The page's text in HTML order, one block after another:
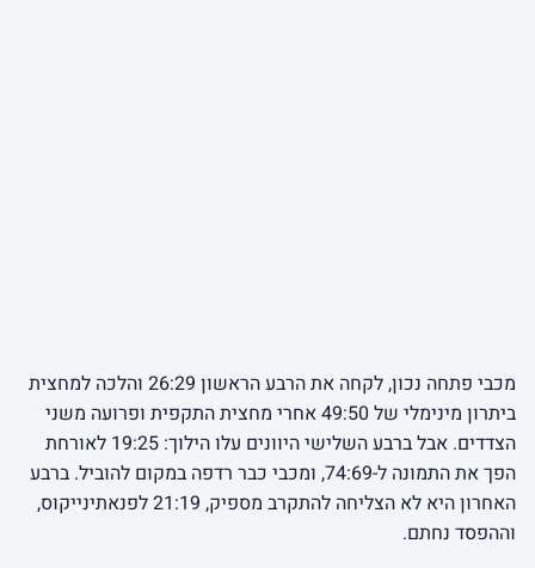
מכבי פתחה נכון, לקחה את הרבע הראשון 26:29 והלכה למחצית
ביתרון מינימלי של 49:50 אחרי מחצית התקפית ופרועה משני
הצדדים. אבל ברבע השלישי היוונים עלו הילוך: 19:25 לאורחת
הפך את התמונה ל-74:69, ומכבי כבר רדפה במקום להוביל. ברבע
האחרון היא לא הצליחה להתקרב מספיק, 21:19 לפנאתינייקוס,
וההפסד נחתם.